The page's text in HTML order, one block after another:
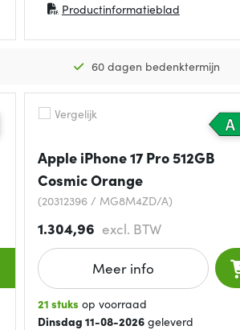
Productinformatieblad
(opent in nieuw venster)
60 dagen bedenktermijn
Vergelijk
Apple iPhone 17 Pro 512GB
Cosmic Orange
(20312396 / MG8M4ZD/A)
1.304,96 excl. BTW
Meer info
21 stuks op voorraad
Dinsdag 11-08-2026geleverd